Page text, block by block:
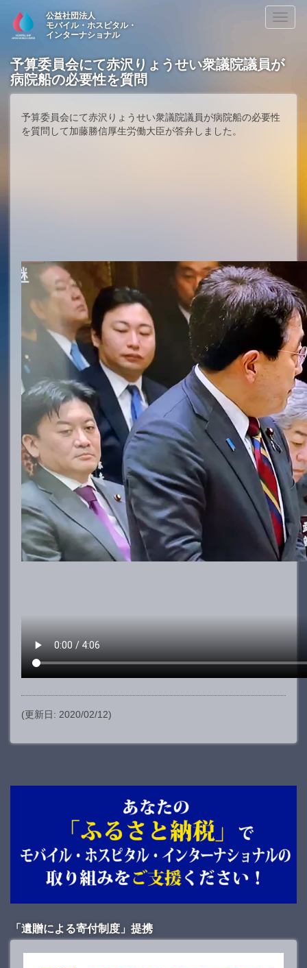
公益社団法人
モバイル・ホスピタル・
インターナショナル
予算委員会にて赤沢りょうせい衆議院議員が
病院船の必要性を質問
予算委員会にて赤沢りょうせい衆議院議員が病院船の必要性
を質問して加藤勝信厚生労働大臣が答弁しました。
(更新日: 2020/02/12)
「遺贈による寄付制度」提携